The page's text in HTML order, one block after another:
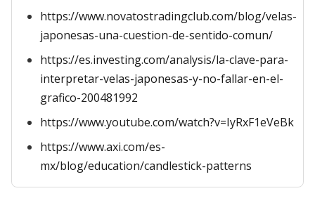
https://www.novatostradingclub.com/blog/velas-
japonesas-una-cuestion-de-sentido-comun/
https://es.investing.com/analysis/la-clave-para-
interpretar-velas-japonesas-y-no-fallar-en-el-
grafico-200481992
https://www.youtube.com/watch?v=IyRxF1eVeBk
https://www.axi.com/es-
mx/blog/education/candlestick-patterns